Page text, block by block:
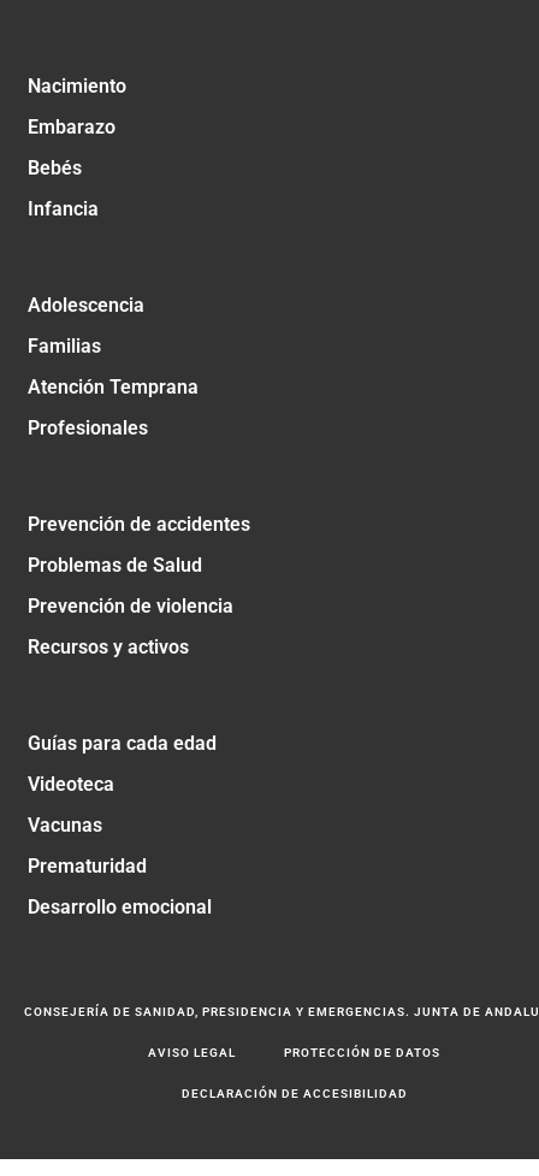
Nacimiento
Embarazo
Bebés
Infancia
Adolescencia
Familias
Atención Temprana
Profesionales
Prevención de accidentes
Problemas de Salud
Prevención de violencia
Recursos y activos
Guías para cada edad
Videoteca
Vacunas
Prematuridad
Desarrollo emocional
CONSEJERÍA DE SANIDAD, PRESIDENCIA Y EMERGENCIAS. JUNTA DE
AVISO LEGAL PROTECCIÓN DE DATOS
DECLARACIÓN DE ACCESIBILIDAD